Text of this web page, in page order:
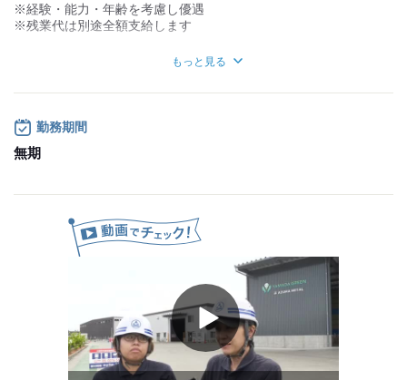
※経験・能力・年齢を考慮し優遇
※残業代は別途全額支給します
各種手当あり
福利厚生：変動なし
※業績好調につき、年々増額中！
あなたの頑張りがしっかり形に。
■年齢や社歴に関わらず実力を評価！
早期のキャリアアップも可能です。
【各種手当】
■家族手当（規定あり）
もっと見る
勤務期間
無期
Play
Video